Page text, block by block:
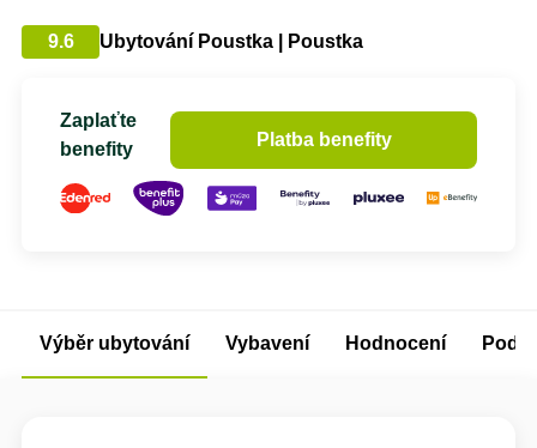
9.6 Ubytování Poustka | Poustka
Zaplaťte
benefity
Platba benefity
Výběr ubytování Vybavení Hodnocení